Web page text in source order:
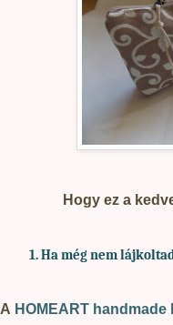
Hogy ez a
1. Hamég nem
A HOMEART handmade